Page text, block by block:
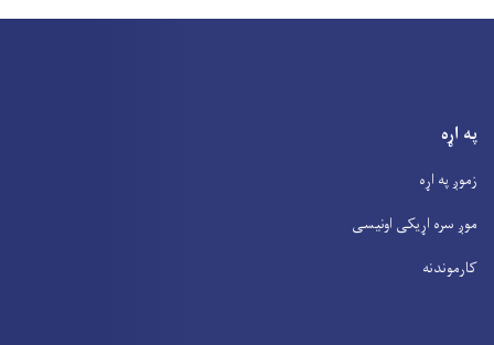
په اړه
زموږ په اړه
موږ سره اړیکی اونیسی
کارموندنه